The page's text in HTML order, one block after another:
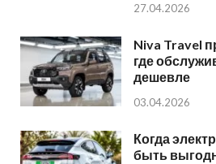
27.04.2026
Niva Travel
где
дешевле
03.04.2026
Когда
быть